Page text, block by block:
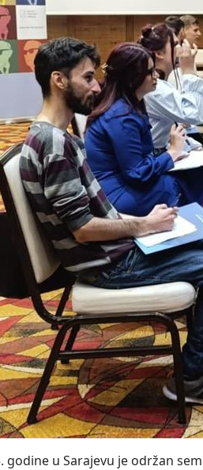
godine u Sarajevu je održan